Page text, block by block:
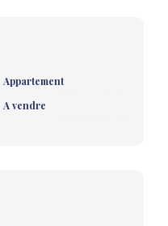
Appartement
A vendre